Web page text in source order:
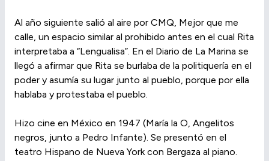
Al año siguiente salió al aire por CMQ, Mejor que me
calle, un espacio similar al prohibido antes en el cual Rita
interpretaba a “Lengualisa”. En el Diario de La Marina se
llegó a afirmar que Rita se burlaba de la politiquería en el
poder y asumía su lugar junto al pueblo, porque por ella
hablaba y protestaba el pueblo.
Hizo cine en México en 1947 (María la O, Angelitos
negros, junto a Pedro Infante). Se presentó en el
teatro Hispano de Nueva York con Bergaza al piano.